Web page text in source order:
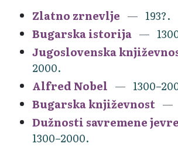
Zlatno zrnevlje
193?.
Bugarska istorija
Jugoslovenska
2000.
Alfred Nobel
Bugarska književnost
Dužnosti savremene
1300–2000.